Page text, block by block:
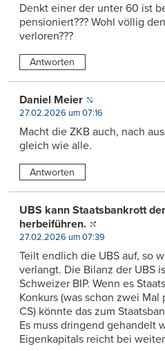
Denkt einer der unter 60 ist
pensioniert??? Wohl völlig
verloren???
Antworten
Daniel Meier
27.02.2026 um 07:16
Macht die ZKB auch, nach
gleich wie alle.
Antworten
UBS kann Staatsbankrott
herbeiführen.
27.02.2026 um 07:39
Teilt endlich die UBS auf, so
verlangt. Die Bilanz der UBS
Schweizer BIP. Wenn es
Konkurs (was schon zwei Mal
CS) könnte das zum
Es muss dringend gehandelt
Eigenkapitals reicht bei